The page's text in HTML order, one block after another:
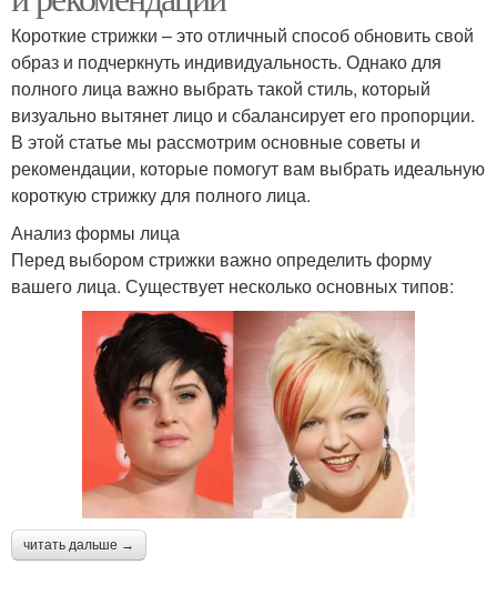
Короткие стрижки – это отличный способ обновить свой
образ и подчеркнуть индивидуальность. Однако для
полного лица важно выбрать такой стиль, который
визуально вытянет лицо и сбалансирует его пропорции.
В этой статье мы рассмотрим основные советы и
рекомендации, которые помогут вам выбрать идеальную
короткую стрижку для полного лица.
Анализ формы лица
Перед выбором стрижки важно определить форму
вашего лица. Существует несколько основных типов:
читать дальше →